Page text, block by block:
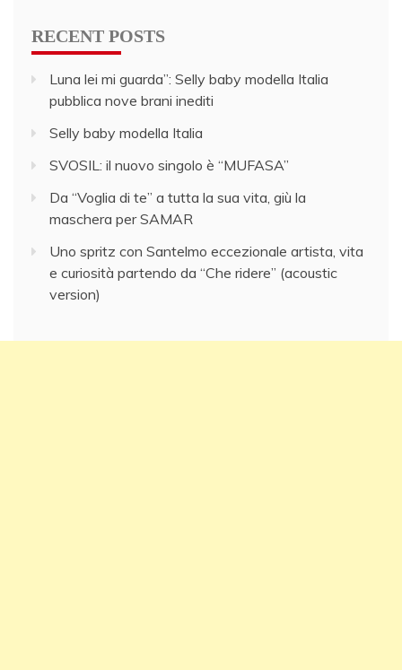
RECENT POSTS
Luna lei mi guarda”: Selly baby modella Italia
pubblica nove brani inediti
Selly baby modella Italia
SVOSIL: il nuovo singolo è “MUFASA”
Da “Voglia di te” a tutta la sua vita, giù la
maschera per SAMAR
Uno spritz con Santelmo eccezionale artista, vita
e curiosità partendo da “Che ridere” (acoustic
version)